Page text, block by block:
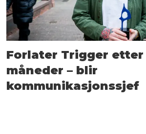
Forlater Trigger
måneder – blir
kommunikasjonssjef